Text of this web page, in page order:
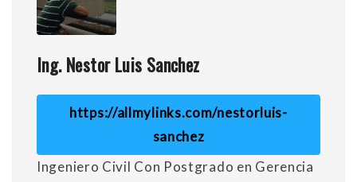
Ing. Nestor Luis Sanchez
https://allmylinks.com/nestorluis-
sanchez
Ingeniero Civil Con Postgrado en Gerencia